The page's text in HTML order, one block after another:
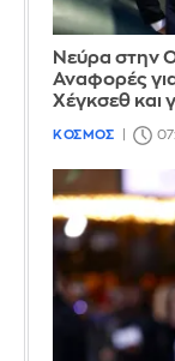
Νεύρα στην
Αναφορές
Χέγκσεθ και
ΚΟΣΜΟΣ